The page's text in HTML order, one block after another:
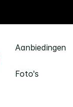
Aanbiedingen
Foto's